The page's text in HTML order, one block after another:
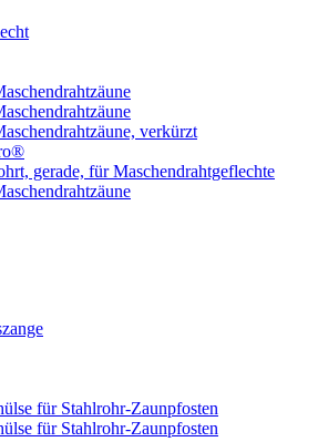
verkürzt
gerade, für Maschendrahtgeflechte
für Stahlrohr-Zaunpfosten
für Stahlrohr-Zaunpfosten